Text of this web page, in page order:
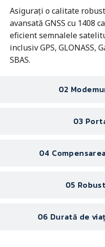
02
03
04
05
06 Durată de
Asigurați o calitate
avansată GNSS cu 1408
eficient semnalele
inclusiv GPS, GLONASS,
SBAS.